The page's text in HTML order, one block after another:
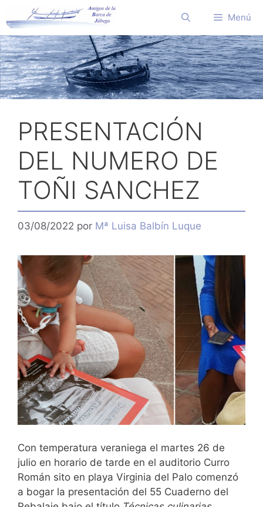
al
contenido
Menú
PRESENTACIÓN
DEL NUMERO DE
TOÑI SANCHEZ
03/08/2022 por Mª Luisa Balbín Luque
Con temperatura veraniega el martes 26 de
julio en horario de tarde en el auditorio Curro
Román sito en playa Virginia del Palo comenzó
a bogar la presentación del 55 Cuaderno del